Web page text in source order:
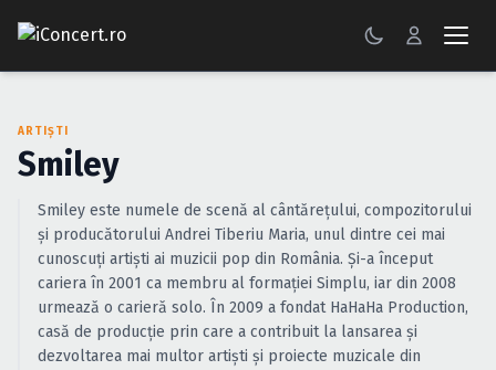
FESTIVALURI
PETRECERI
ŞTIRI
RECENZII
GALERII FOTO
ARTIȘTI
Smiley
Smiley este numele de scenă al cântărețului, compozitorului
și producătorului Andrei Tiberiu Maria, unul dintre cei mai
cunoscuți artiști ai muzicii pop din România. Și-a început
cariera în 2001 ca membru al formației Simplu, iar din 2008
urmează o carieră solo. În 2009 a fondat HaHaHa Production,
casă de producție prin care a contribuit la lansarea și
dezvoltarea mai multor artiști și proiecte muzicale din